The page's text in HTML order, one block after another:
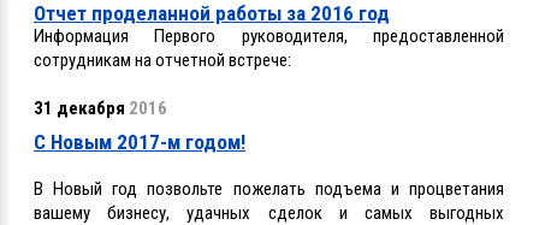
Отчет проделанной работы за 2016 год
Информация Первого руководителя, предоставленной
сотрудникам на отчетной встрече:
31 декабря 2016
С Новым 2017-м годом!
В Новый год позвольте пожелать подъема и процветания
вашему бизнесу, удачных сделок и самых выгодных